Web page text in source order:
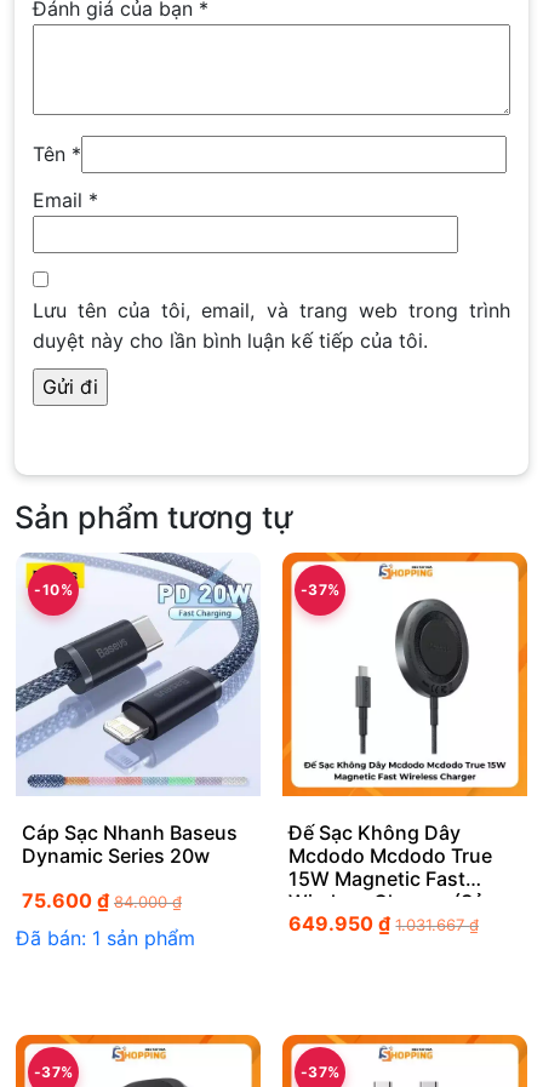
Đánh giá của bạn *
Tên *
Email *
Lưu tên của tôi, email, và trang web trong trình
duyệt này cho lần bình luận kế tiếp của tôi.
Sản phẩm tương tự
-10%
Cáp Sạc Nhanh Baseus
Dynamic Series 20w
75.600 ₫ 84.000₫
Đã bán: 1 sản phẩm
-37%
Đế Sạc Không Dây
Mcdodo Mcdodo True
15W Magnetic Fast
Wireless Charger (Sử
dụng cho iP12 trở lên)
649.950₫ 1.031.667₫
-37% -37%